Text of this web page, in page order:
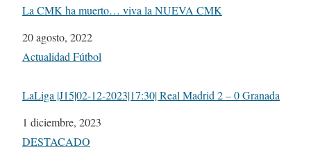
La CMK ha muerto… viva la NUEVA CMK
Fecha
20 agosto, 2022
Respecto a
Actualidad Fútbol
LaLiga |J15|02-12-2023|17:30| Real Madrid 2 – 0 Granada
Fecha
1 diciembre, 2023
Respecto a
DESTACADO